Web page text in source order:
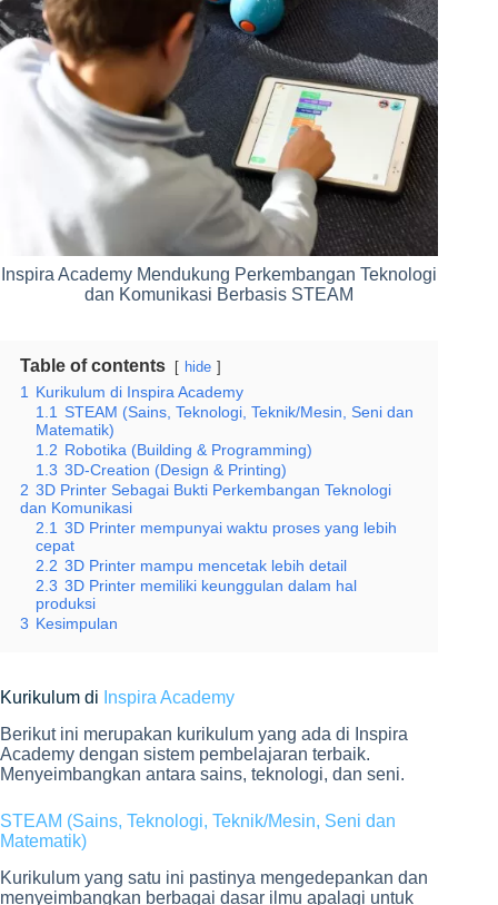
Inspira Academy Mendukung Perkembangan Teknologi
dan Komunikasi Berbasis STEAM
Table of contents hide
1
Kurikulum di Inspira Academy
1.1 STEAM (Sains, Teknologi, Teknik/Mesin, Seni dan
Matematik)
1.2 Robotika (Building & Programming)
1.3 3D-Creation (Design & Printing)
2 3D Printer Sebagai Bukti Perkembangan Teknologi
dan Komunikasi
2.1 3D Printer mempunyai waktu proses yang lebih
cepat
2.2 3D Printer mampu mencetak lebih detail
2.3 3D Printer memiliki keunggulan dalam hal
produksi
3 Kesimpulan
Kurikulum di Inspira Academy
Berikut ini merupakan kurikulum yang ada di Inspira
Academy dengan sistem pembelajaran terbaik.
Menyeimbangkan antara sains, teknologi, dan seni.
STEAM (Sains, Teknologi, Teknik/Mesin, Seni dan
Matematik)
Kurikulum yang satu ini pastinya mengedepankan dan
menyeimbangkan berbagai dasar ilmu apalagi untuk